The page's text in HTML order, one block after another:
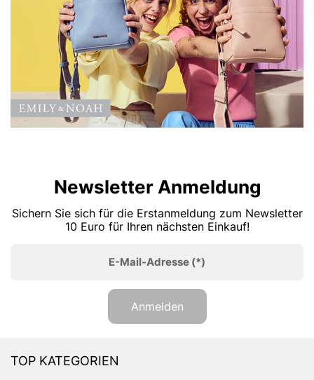
Newsletter Anmeldung
Sichern Sie sich für die Erstanmeldung zum Newsletter
10 Euro für Ihren nächsten Einkauf!
E-Mail-Adresse (*)
Anmelden
TOP KATEGORIEN